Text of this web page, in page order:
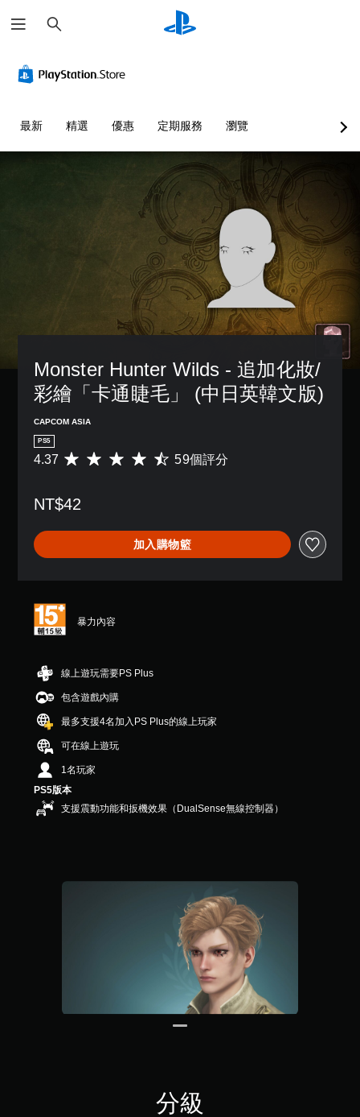
尋
最新 精選 優惠 定期服務 瀏覽
Monster Hunter Wilds - 追加化妝/
彩繪「卡通睫毛」 (中日英韓文版)
CAPCOM ASIA
PS5
平
分
4
.
星
滿
顆
星
）
，
共
5
則
評
分
4.37 59個評分
NT$42
加入購物籃
暴力內容
線上遊玩需要PS Plus
包含遊戲內購
最多支援4名加入PS Plus的線上玩家
可在線上遊玩
1名玩家
PS5版本
支援震動功能和扳機效果（DualSense無線控制器）
分級